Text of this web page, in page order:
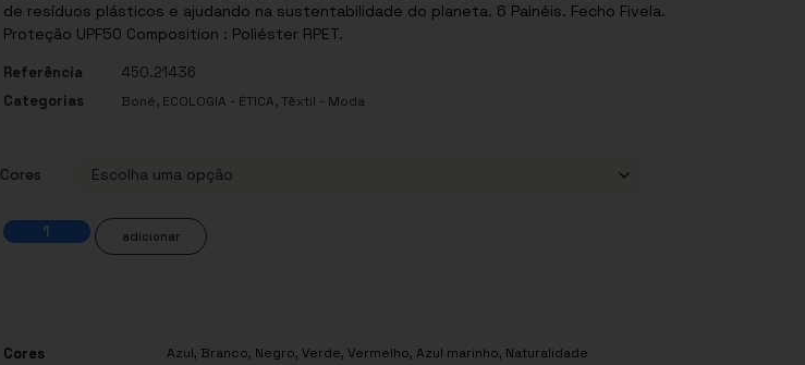
de resíduos plásticos e ajudando na sustentabilidade do planeta. 6 Painéis. Fecho Fivela.
Proteção UPF50 Composition : Poliéster RPET.
Referência
450.21436
Categorias
Boné, ECOLOGIA - ÉTICA,Têxtil - Moda
Cores
adicionar
Cores Azul, Branco, Negro, Verde, Vermelho, Azul marinho, Naturalidade